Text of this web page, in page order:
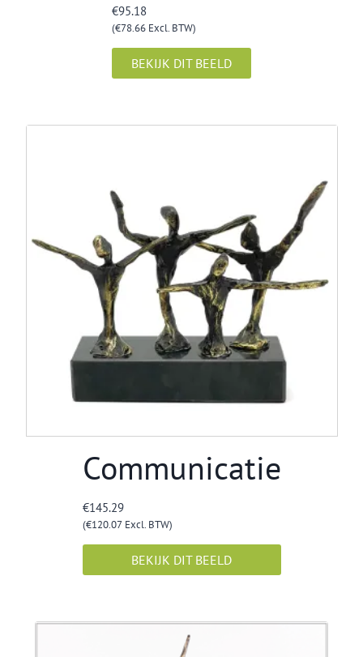
€95.18
(€78.66 Excl. BTW)
BEKIJK DIT BEELD
Communicatie
€145.29
(€120.07Excl. BTW)
BEKIJK DIT BEELD